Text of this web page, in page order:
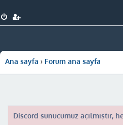
Ana sayfa Forum ana sayfa
Discord sunucumuz açılmıştır,